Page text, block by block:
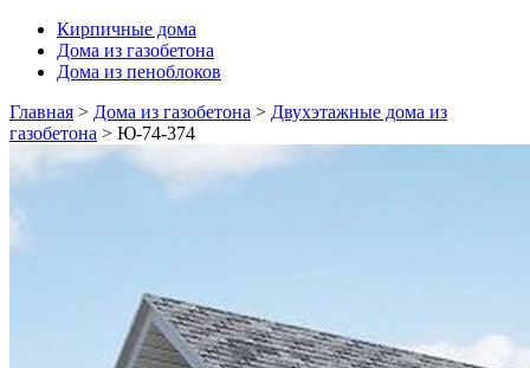
Кирпичные дома
Дома из газобетона
Дома из пеноблоков
Главная > Дома из газобетона > Двухэтажные дома из
газобетона > Ю-74-374